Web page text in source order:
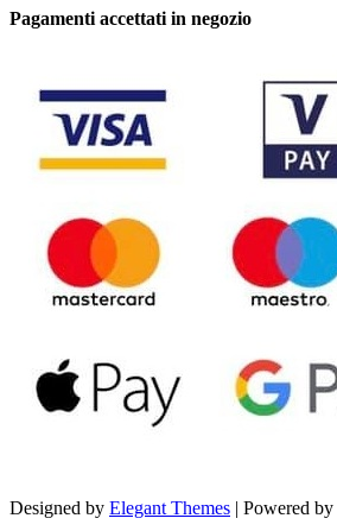
Pagamenti accettati in negozio
Designed by Elegant Themes | Powered by